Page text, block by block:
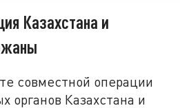
Казахстана и
совместной операции
органов Казахстана и